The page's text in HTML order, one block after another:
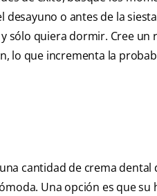
o antes de la
sólo quiera dormir. Cree un
lo que incrementa la
cantidad de crema
Una opción es que